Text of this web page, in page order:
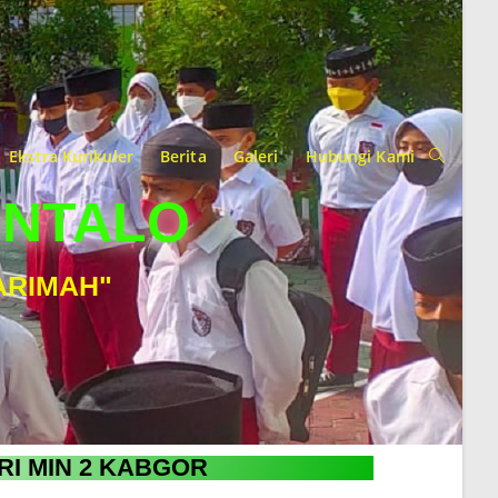
Ekstra Kurikuler Berita Galeri Hubungi Kami
MIN 2 KABGOR